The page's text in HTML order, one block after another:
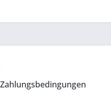
1 mm
m]
€ pro m²